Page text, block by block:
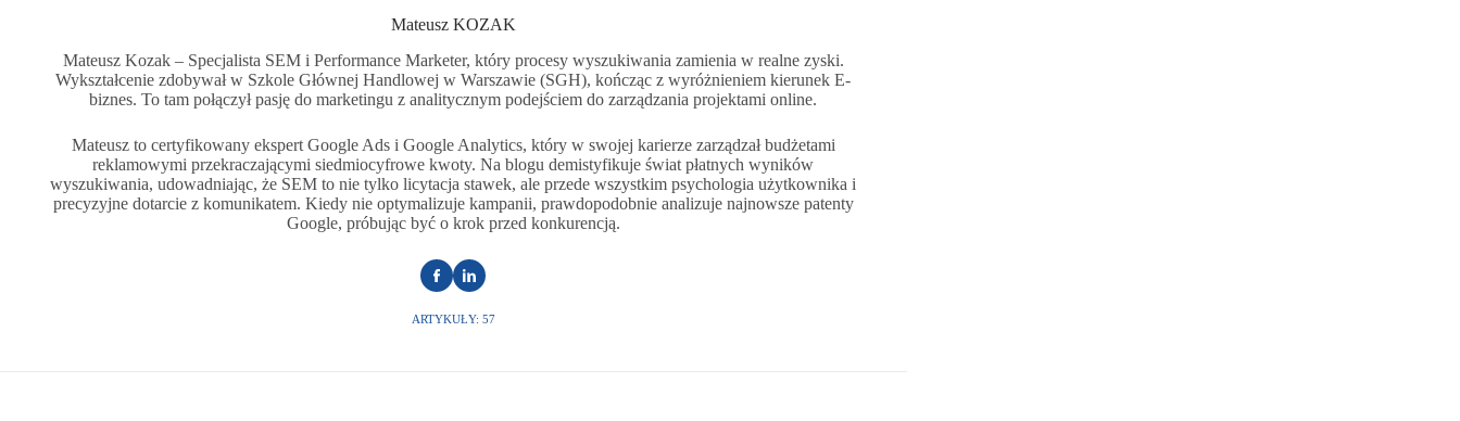
Mateusz KOZAK
Mateusz Kozak – Specjalista SEM i Performance Marketer, który procesy wyszukiwania zamienia w realne zyski.
Wykształcenie zdobywał w Szkole Głównej Handlowej w Warszawie (SGH), kończąc z wyróżnieniem kierunek E-
biznes. To tam połączył pasję do marketingu z analitycznym podejściem do zarządzania projektami online.
Mateusz to certyfikowany ekspert Google Ads i Google Analytics, który w swojej karierze zarządzał budżetami
reklamowymi przekraczającymi siedmiocyfrowe kwoty. Na blogu demistyfikuje świat płatnych wyników
wyszukiwania, udowadniając, że SEM to nie tylko licytacja stawek, ale przede wszystkim psychologia użytkownika i
precyzyjne dotarcie z komunikatem. Kiedy nie optymalizuje kampanii, prawdopodobnie analizuje najnowsze patenty
Google, próbując być o krok przed konkurencją.
ARTYKUŁY: 57